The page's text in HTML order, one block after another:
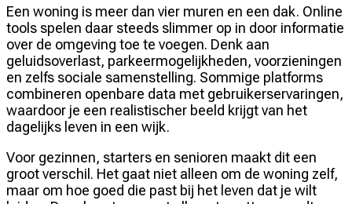
Een woning is meer dan vier muren en een dak. Online
tools spelen daar steeds slimmer op in door informatie
over de omgeving toe te voegen. Denk aan
geluidsoverlast, parkeermogelijkheden, voorzieningen
en zelfs sociale samenstelling. Sommige platforms
combineren openbare data met gebruikerservaringen,
waardoor je een realistischer beeld krijgt van het
dagelijks leven in een wijk.
Voor gezinnen, starters en senioren maakt dit een
groot verschil. Het gaat niet alleen om de woning zelf,
maar om hoe goed die past bij het leven dat je wilt